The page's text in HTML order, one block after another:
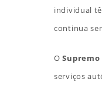
individual
continua
OSupremo
serviços